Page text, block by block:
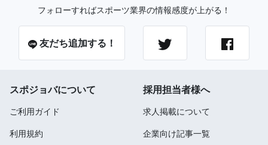
フォローすればスポーツ業界の情報感度が上がる！
友だち追加する！
スポジョバについて
ご利用ガイド
利用規約
採用担当者様へ
求人掲載について
企業向け記事一覧